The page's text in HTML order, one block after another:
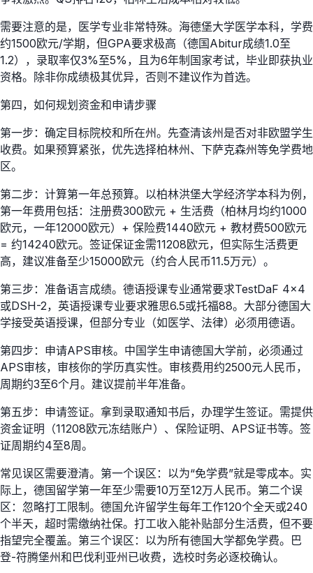
需要注意的是，医学专业非常特殊。海德堡大学医学本科，学费
约1500欧元/学期，但GPA要求极高（德国Abitur成绩1.0至
1.2），录取率仅3%至5%，且为6年制国家考试，毕业即获执业
资格。除非你成绩极其优异，否则不建议作为首选。
第四，如何规划资金和申请步骤
第一步：确定目标院校和所在州。先查清该州是否对非欧盟学生
收费。如果预算紧张，优先选择柏林州、下萨克森州等免学费地
区。
第二步：计算第一年总预算。以柏林洪堡大学经济学本科为例，
第一年费用包括：注册费300欧元 + 生活费（柏林月均约1000
欧元，一年12000欧元）+ 保险费1440欧元 + 教材费500欧元
= 约14240欧元。签证保证金需11208欧元，但实际生活费更
高，建议准备至少15000欧元（约合人民币11.5万元）。
第三步：准备语言成绩。德语授课专业通常要求TestDaF 4×4
或DSH-2，英语授课专业要求雅思6.5或托福88。大部分德国大
学接受英语授课，但部分专业（如医学、法律）必须用德语。
第四步：申请APS审核。中国学生申请德国大学前，必须通过
APS审核，审核你的学历真实性。审核费用约2500元人民币，
周期约3至6个月。建议提前半年准备。
第五步：申请签证。拿到录取通知书后，办理学生签证。需提供
资金证明（11208欧元冻结账户）、保险证明、APS证书等。签
证周期约4至8周。
常见误区需要澄清。第一个误区：以为“免学费”就是零成本。实
际上，德国留学第一年至少需要10万至12万人民币。第二个误
区：忽略打工限制。德国允许留学生每年工作120个全天或240
个半天，超时需缴纳社保。打工收入能补贴部分生活费，但不要
指望完全覆盖。第三个误区：以为所有德国大学都免学费。巴
登-符腾堡州和巴伐利亚州已收费，选校时务必逐校确认。